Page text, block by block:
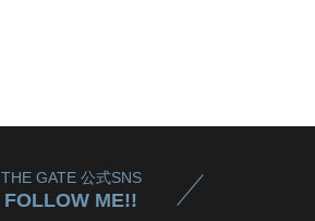
THE GATE 公式SNS
FOLLOW ME!!